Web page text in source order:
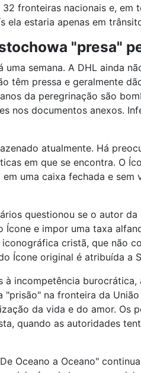
fronteiras nacionais e,
ela estaria apenas em
"presa"
uma semana. A DHL ainda
têm pressa e geralmente
da peregrinação são
nos documentos anexos.
atualmente. Há
em que se encontra. O
uma caixa fechada e
questionou se o autor
e impor uma taxa
cristã, que não
Ícone original é atribuída a
à incompetência
na fronteira da
da vida e do amor. Os
quando as autoridades
Oceano a Oceano"